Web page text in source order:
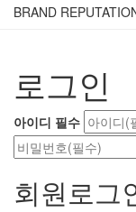
BRAND
로그인
아이디 필수
회원로그